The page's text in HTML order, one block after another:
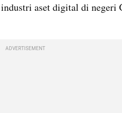
aset digital di negeri
ADVERTISEMENT